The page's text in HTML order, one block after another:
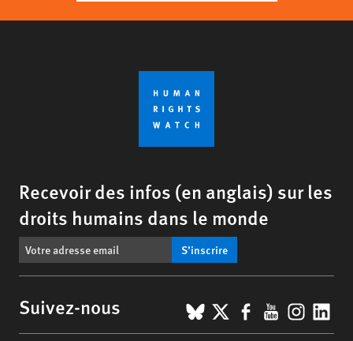
Recevoir des infos (en anglais) sur les
droits humains dans le monde
S’inscrire
Suivez-nous BlueSky
X Facebook
YouTube